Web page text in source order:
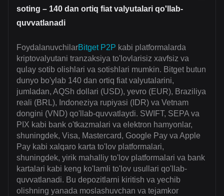
soting – 140 dan ortiq fiat valyutalari qo'llab-
quvvatlanadi
FoydalanuvchilarBitget P2P kabi platformalarda
kriptovalyutani tranzaksiya to'lovlarisiz xavfsiz va
qulay sotib olishlari va sotishlari mumkin. Bitget butun
dunyo bo'ylab 140 dan ortiq fiat valyutalarini,
jumladan, AQSh dollari (USD), yevro (EUR), Braziliya
reali (BRL), Indoneziya rupiyasi (IDR) va Vetnam
dongini (VND) qo'llab-quvvatlaydi. SWIFT, SEPA va
PIX kabi bank o'tkazmalari va elektron hamyonlar,
shuningdek, Visa, Mastercard, Google Pay va Apple
Pay kabi xalqaro karta to'lov platformalari,
shuningdek, yirik mahalliy to'lov platformalari va bank
kartalari kabi keng ko'lamli to'lov usullari qo'llab-
quvvatlanadi. Bu depozitlarni kiritish va yechib
olishning yanada moslashuvchan va tejamkor